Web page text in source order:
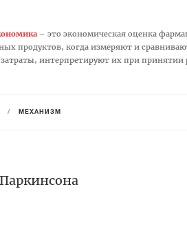
– это экономическая оценка
продуктов, когда измеряют и
затраты, интерпретируют их при
/ МЕХАНИЗМ